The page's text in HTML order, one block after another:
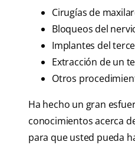
Cirugías de
Bloqueos del
Implantes del
Extracción de un
Otros
Ha hecho un gran
conocimientos acerca
para que usted pueda